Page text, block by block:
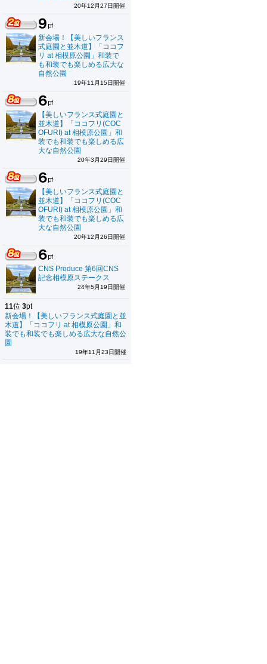
20年12月27日開催
新会場！【美しいフランス
式庭園と並木道】「ココフ
リ at 相模原公園」和装で
も和装でも楽しめる広大な
自然公園
19年11月15日開催
【美しいフランス式庭園と
並木道】「ココフリ(COC
OFURI) at 相模原公園」和
装でも和装でも楽しめる広
大な自然公園
20年3月29日開催
【美しいフランス式庭園と
並木道】「ココフリ(COC
OFURI) at 相模原公園」和
装でも和装でも楽しめる広
大な自然公園
20年12月26日開催
CNS Produce 第6回CNS
記念相模原ステークス
24年5月19日開催
11位 3pt
新会場！【美しいフランス式庭園と並
木道】「ココフリ at 相模原公園」和
装でも和装でも楽しめる広大な自然公
園
19年11月23日開催